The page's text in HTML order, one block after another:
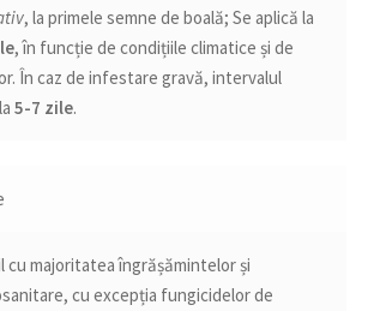
, la primele semne de boală; Se aplică la
, în funcție de condițiile climatice și de
În caz de infestare gravă, intervalul
5-7 zile.
cu majoritatea îngrășămintelor și
cu excepția fungicidelor de